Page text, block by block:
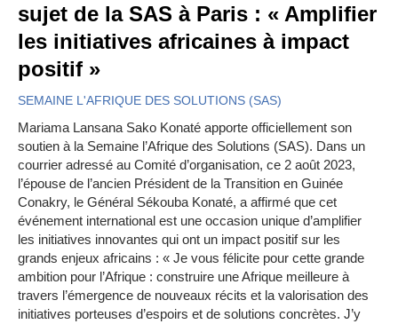
sujet de la SAS à Paris : « Amplifier
les initiatives africaines à impact
positif »
SEMAINE L'AFRIQUE DES SOLUTIONS (SAS)
Mariama Lansana Sako Konaté apporte officiellement son
soutien à la Semaine l’Afrique des Solutions (SAS). Dans un
courrier adressé au Comité d’organisation, ce 2 août 2023,
l’épouse de l’ancien Président de la Transition en Guinée
Conakry, le Général Sékouba Konaté, a affirmé que cet
événement international est une occasion unique d’amplifier
les initiatives innovantes qui ont un impact positif sur les
grands enjeux africains : « Je vous félicite pour cette grande
ambition pour l’Afrique : construire une Afrique meilleure à
travers l’émergence de nouveaux récits et la valorisation des
initiatives porteuses d’espoirs et de solutions concrètes. J’y